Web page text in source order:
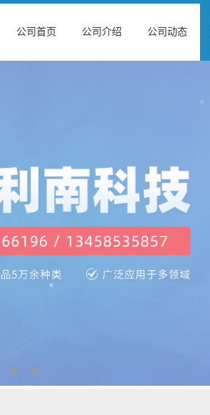
公司首页 公司介绍 公司动态